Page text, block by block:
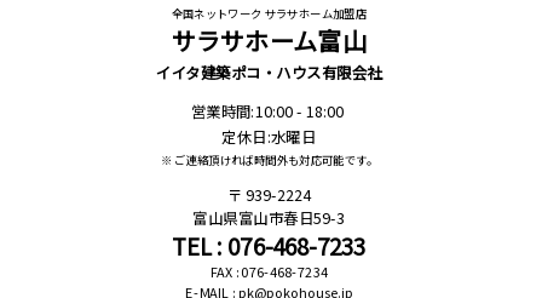
全国ネットワーク サラサホーム加盟店
サラサホーム富山
イイタ建築ポコ・ハウス有限会社
営業時間:10:00 - 18:00
定休日:水曜日
※ ご連絡頂ければ時間外も対応可能です。
939-2224
富山県富山市春日59-3
TEL : 076-468-7233
FAX : 076-468-7234
E-MAIL : pk@pokohouse.jp